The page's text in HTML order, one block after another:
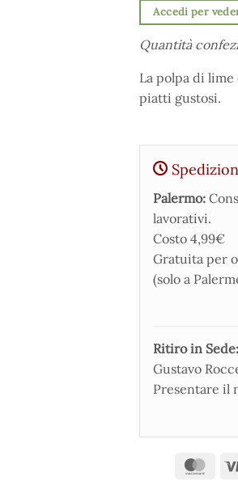
Accedi per
Quantità
La polpa di
piatti gustosi.
Palermo:
lavorativi.
Costo 4,99€
Gratuita per
(solo a
Ritiro in Sede:
Gustavo
Presentare il